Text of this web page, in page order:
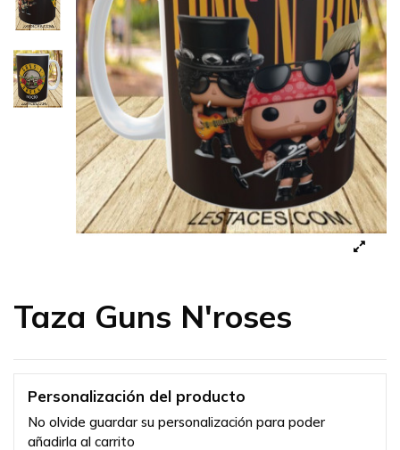
Taza Guns N'roses
Personalización del producto
No olvide guardar su personalización para poder
añadirla al carrito